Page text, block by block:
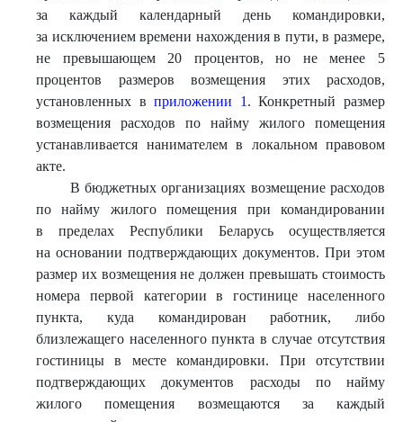
за каждый календарный день командировки,
за исключением времени нахождения в пути, в размере,
не превышающем 20 процентов, но не менее 5
процентов размеров возмещения этих расходов,
установленных вприложении 1 . Конкретный размер
возмещения расходов по найму жилого помещения
устанавливается нанимателем в локальном правовом
акте.
В бюджетных организациях возмещение расходов
по найму жилого помещения при командировании
в пределах Республики Беларусь осуществляется
на основании подтверждающих документов. При этом
размер их возмещения не должен превышать стоимость
номера первой категории в гостинице населенного
пункта, куда командирован работник, либо
близлежащего населенного пункта в случае отсутствия
гостиницы в месте командировки. При отсутствии
подтверждающих документов расходы по найму
жилого помещения возмещаются за каждый